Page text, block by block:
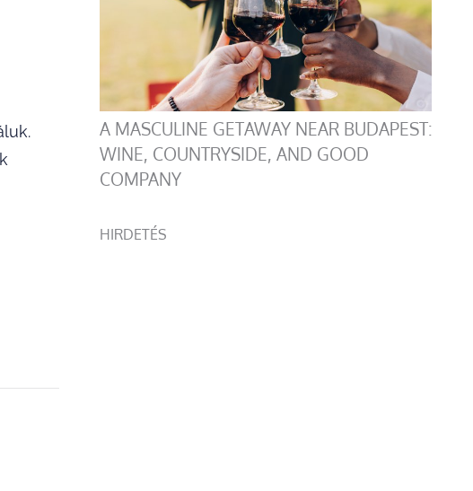
A MASCULINE GETAWAY NEAR BUDAPEST:
WINE, COUNTRYSIDE, AND GOOD
COMPANY
HIRDETÉS